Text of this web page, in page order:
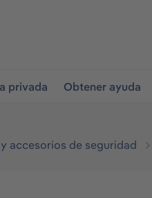
privada Obtener ayuda
accesorios de seguridad